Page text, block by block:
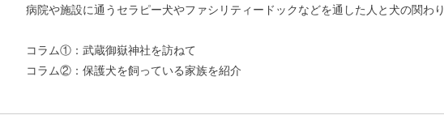
病院や施設に通うセラピー犬やファシリティードックなどを通した人と犬の関わり
コラム①：武蔵御嶽神社を訪ねて
コラム②：保護犬を飼っている家族を紹介